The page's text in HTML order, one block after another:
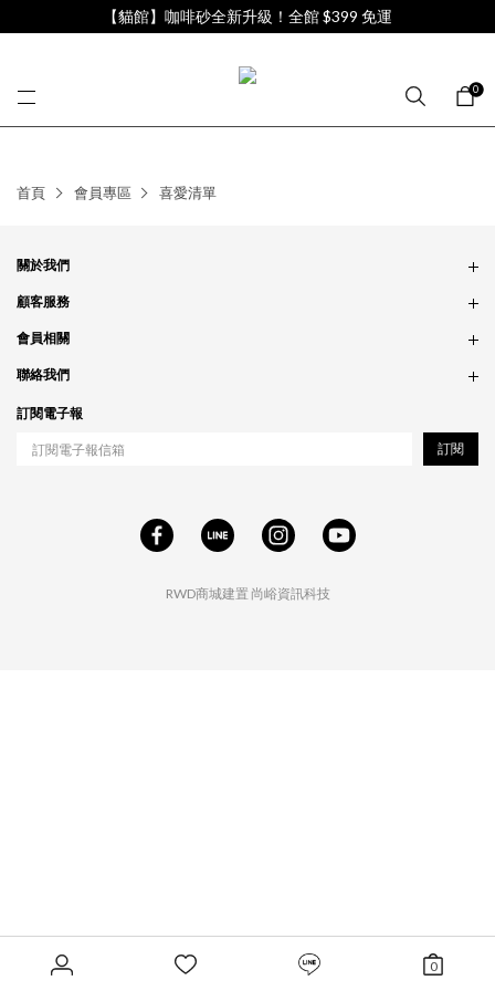
【貓館】咖啡砂全新升級！全館 $399 免運
0
0
首頁 會員專區 喜愛清單
RWD商城建置 尚峪資訊科技
關於我們
品牌故事
銷售據點
隱私政策
食品法規
顧客服務
訂單問題
付款問題
配送問題
退貨問題
會員相關
會員制度
紅利制度
聯絡我們
合作相關
工作職缺
訂閱電子報
訂閱